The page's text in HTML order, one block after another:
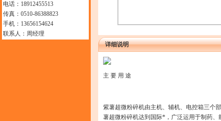
电话：18912455513
传真：0510-86388823
手机：13656154624
联系人：周经理
详细说明
主 要 用 途
紫薯超微粉碎机由主机、辅机、电控箱三个
薯超微粉碎机达到国际*，广泛运用于制药